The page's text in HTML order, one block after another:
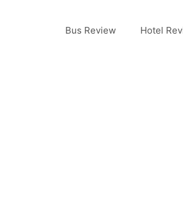
Bus Review Hotel